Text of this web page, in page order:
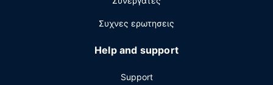
Συχνες ερωτησεις
Help and support
Support